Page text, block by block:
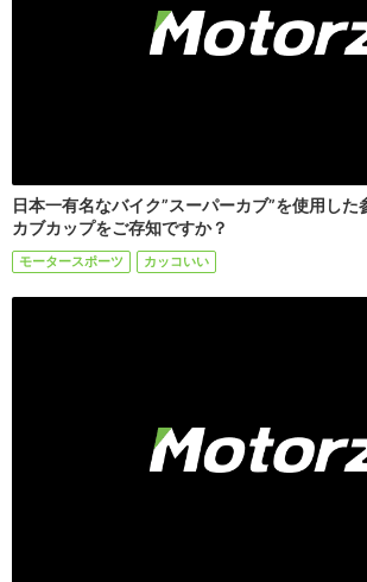
日本一有名なバイク”スーパーカブ”を使用した
カブカップをご存知ですか？
モータースポーツ カッコいい